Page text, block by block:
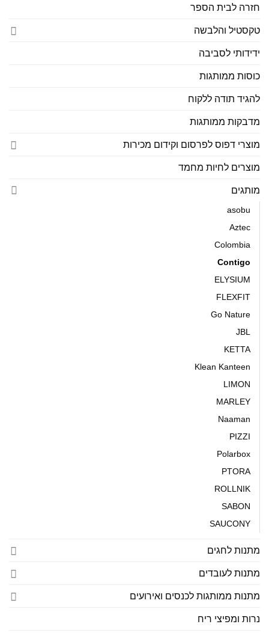
חזרה לבית הספר
טקסטיל והלבשה
ידידותי לסביבה
כוסות ממותגות
להגיד תודה ללקוח
מדבקות ממותגות
מוצרי דפוס לפרסום וקידום מכירות
מוצרים לחיות מחמד
מותגים
asobu
Aztec
Colombia
Contigo
ELYSIUM
FLEXFIT
Go Nature
JBL
KETTA
Klean Kanteen
LIMON
MARLEY
Naaman
PIZZI
Polarbox
PTORA
ROLLNIK
SABON
SAUCONY
מתנות לחגים
מתנות לעובדים
מתנות ממותגות לכנסים ואירועים
נרות ומפיצי ריח